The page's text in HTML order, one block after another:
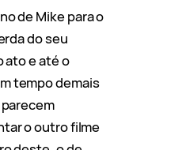
de Mike para o
do seu
ato e até o
tempo demais
o outro filme